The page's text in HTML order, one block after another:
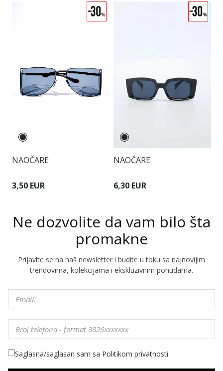
NAOČARE
3,50 EUR
NAOČARE
6,30 EUR
Ne dozvolite da vam bilo šta
promakne
Prijavite se na naš newsletter i budite u toku sa najnovijim
trendovima, kolekcijama i ekskluzivnim ponudama.
Saglasna/saglasan sam sa Politikom privatnosti.